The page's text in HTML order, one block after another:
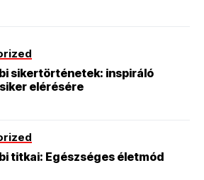
sikertörténetek: inspiráló
elérésére
titkai: Egészséges életmód